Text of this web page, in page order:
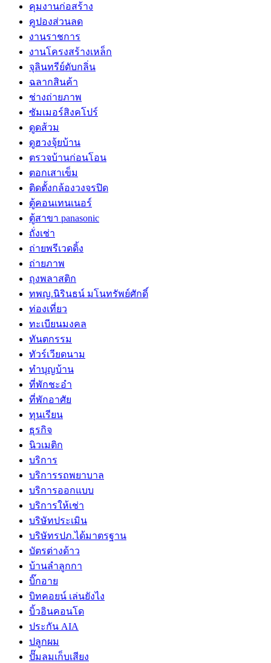
คุมงานก่อสร้าง
คูปองส่วนลด
งานราชการ
งานโครงสร้างเหล็ก
จุลินทรีย์ดับกลิ่น
ฉลากสินค้า
ช่างถ่ายภาพ
ซัมเมอร์สิงคโปร์
ดูดส้วม
ดูฮวงจุ้ยบ้าน
ตรวจบ้านก่อนโอน
ตอกเสาเข็ม
ติดตั้งกล้องวงจรปิด
ตู้คอนเทนเนอร์
ตู้สาขา panasonic
ถั่งเช่า
ถ่ายพรีเวดดิ้ง
ถ่ายภาพ
ถุงพลาสติก
ทพญ.นิรินธน์ มโนทรัพย์ศักดิ์
ท่องเที่ยว
ทะเบียนมงคล
ทันตกรรม
ทัวร์เวียดนาม
ทำบุญบ้าน
ที่พักชะอำ
ที่พักอาศัย
ทุนเรียน
ธุรกิจ
นิวเมติก
บริการ
บริการรถพยาบาล
บริการออกแบบ
บริการให้เช่า
บริษัทประเมิน
บริษัทรปภ.ได้มาตรฐาน
บัตรต่างด้าว
บ้านลำลูกกา
บิ๊กอาย
บิทคอยน์ เล่นยังไง
บิ้วอินคอนโด
ประกัน AIA
ปลูกผม
ปั๊มลมเก็บเสียง